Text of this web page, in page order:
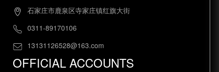
石家庄市鹿泉区寺家庄镇红旗大街
0311-89170106
13131126528@163.com
OFFICIAL ACCOUNTS